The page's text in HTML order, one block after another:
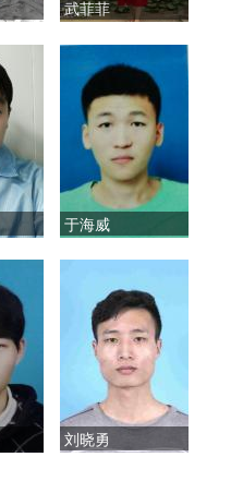
武菲菲
于海威
刘晓勇